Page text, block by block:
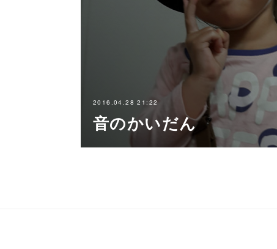
2016.04.28 21:22
音のかいだん